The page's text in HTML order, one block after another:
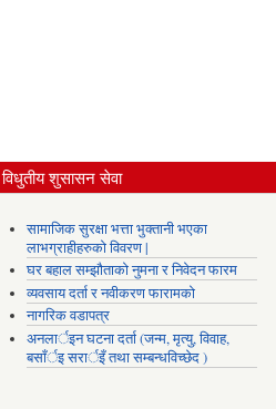
विधुतीय शुसासन सेवा
सामाजिक सुरक्षा भत्ता भुक्तानी भएका
लाभग्राहीहरुको विवरण |
घर बहाल सम्झौताको नुमना र निवेदन फारम
व्यवसाय दर्ता र नवीकरण फारामको
नागरिक वडापत्र
अनलार्इन घटना दर्ता (जन्म, मृत्यु, विवाह,
बसाँर्इ सरार्इँ तथा सम्बन्धविच्छेद )